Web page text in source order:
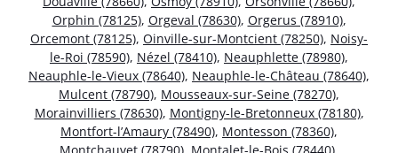
Orphin (78125), Orgeval (78630), Orgerus (78910),
Orcemont (78125), Oinville-sur-Montcient (78250), Noisy-
le-Roi (78590), Nézel (78410), Neauphlette (78980),
Neauphle-le-Vieux (78640), Neauphle-le-Château (78640),
Mulcent (78790), Mousseaux-sur-Seine (78270),
Morainvilliers (78630), Montigny-le-Bretonneux (78180),
Montfort-l’Amaury (78490), Montesson (78360),